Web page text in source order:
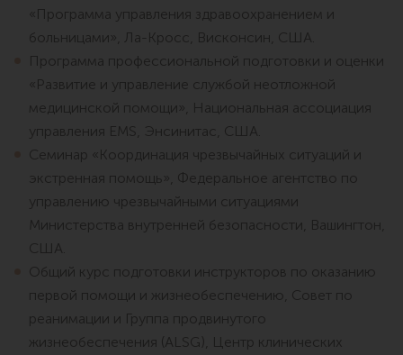
«Программа управления здравоохранением и
больницами», Ла-Кросс, Висконсин, США.
Программа профессиональной подготовки и оценки
«Развитие и управление службой неотложной
медицинской помощи», Национальная ассоциация
управления EMS, Энсинитас, США.
Семинар «Координация чрезвычайных ситуаций и
экстренная помощь», Федеральное агентство по
управлению чрезвычайными ситуациями
Министерства внутренней безопасности, Вашингтон,
США.
Общий курс подготовки инструкторов по оказанию
первой помощи и жизнеобеспечению, Совет по
реанимации и Группа продвинутого
жизнеобеспечения (ALSG), Центр клинических